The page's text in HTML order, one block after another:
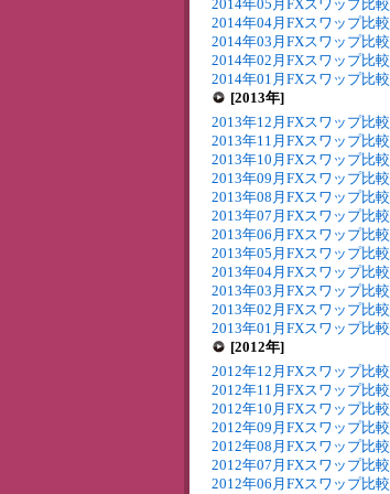
2014年05月FXスワップ比較
2014年04月FXスワップ比較
2014年03月FXスワップ比較
2014年02月FXスワップ比較
2014年01月FXスワップ比較
[2013年]
2013年12月FXスワップ比較
2013年11月FXスワップ比較
2013年10月FXスワップ比較
2013年09月FXスワップ比較
2013年08月FXスワップ比較
2013年07月FXスワップ比較
2013年06月FXスワップ比較
2013年05月FXスワップ比較
2013年04月FXスワップ比較
2013年03月FXスワップ比較
2013年02月FXスワップ比較
2013年01月FXスワップ比較
[2012年]
2012年12月FXスワップ比較
2012年11月FXスワップ比較
2012年10月FXスワップ比較
2012年09月FXスワップ比較
2012年08月FXスワップ比較
2012年07月FXスワップ比較
2012年06月FXスワップ比較